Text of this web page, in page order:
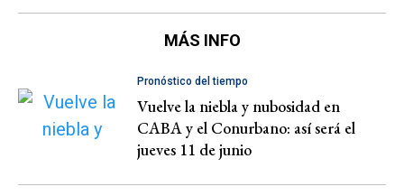
MÁS INFO
Pronóstico del tiempo
Vuelve la niebla y nubosidad en
CABA y el Conurbano: así será el
jueves 11 de junio